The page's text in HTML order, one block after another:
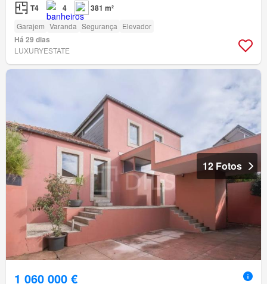
T4 4 381 m²
Garajem Varanda Segurança Elevador
Há 29 dias
LUXURYESTATE
12 Fotos
1 060 000 €